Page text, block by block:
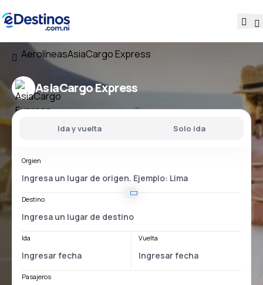
AerolíneasAsiaCargo Express
AsiaCargo Express
Ida y vuelta Solo ida
Orgien
Destino
Ida Vuelta
Pasajeros